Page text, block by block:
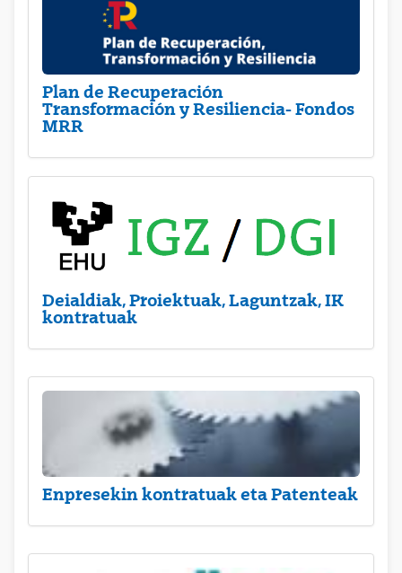
Plan de Recuperación
Transformación y Resiliencia- Fondos
MRR
Deialdiak, Proiektuak, Laguntzak, IK
kontratuak
Enpresekin kontratuak eta Patenteak